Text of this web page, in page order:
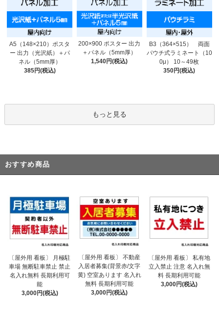
A5（148×210）ポスタ
ー 出力（光沢紙）＋パ
ネル（5mm厚）
385円(税込)
200×900 ポスター 出力
＋パネル（5mm厚）
1,540円(税込)
B3（364×515） 両面
パウチ式ラミネート（10
0μ） 10～49枚
350円(税込)
もっと見る
おすすめ商品
〔屋外用 看板〕 月極駐
車場 無断駐車禁止 禁止
名入れ無料 長期利用可
能
3,000円(税込)
〔屋外用 看板〕 不動産
入居者募集(背景赤/文字
黄) 空室あります 名入れ
無料 長期利用可能
3,000円(税込)
〔屋外用 看板〕 私有地
立入禁止 注意 名入れ無
料 長期利用可能
3,000円(税込)